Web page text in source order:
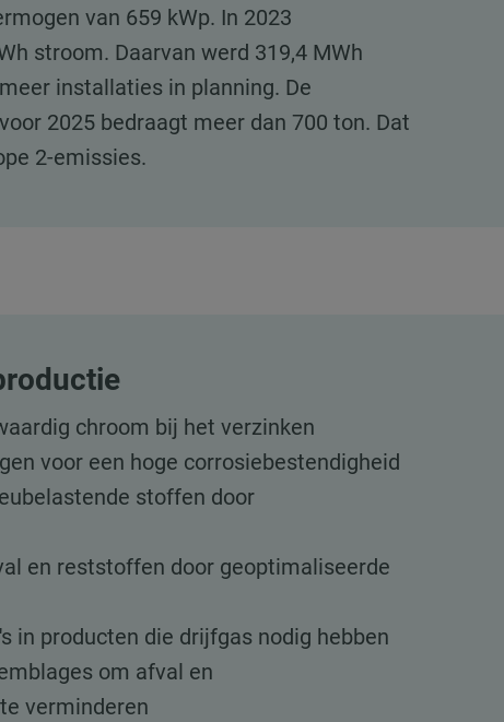
van 659 kWp. In 2023
stroom. Daarvan werd 319,4 MWh
installaties in planning. De
2025 bedraagt meer dan 700 ton. Dat
2-emissies.
chroom bij het verzinken
voor een hoge corrosiebestendigheid
stoffen door
en reststoffen door geoptimaliseerde
in producten die drijfgas nodig hebben
om afval en
verminderen